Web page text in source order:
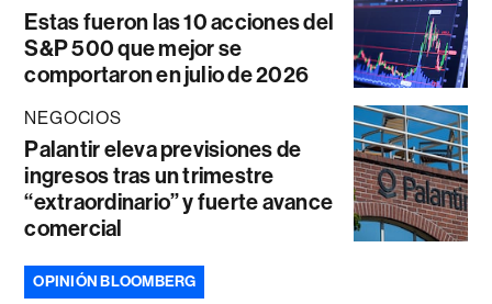
Estas fueron las 10 acciones del
S&P 500 que mejor se
comportaron en julio de 2026
NEGOCIOS
Palantir eleva previsiones de
ingresos tras un trimestre
“extraordinario” y fuerte avance
comercial
OPINIÓN BLOOMBERG